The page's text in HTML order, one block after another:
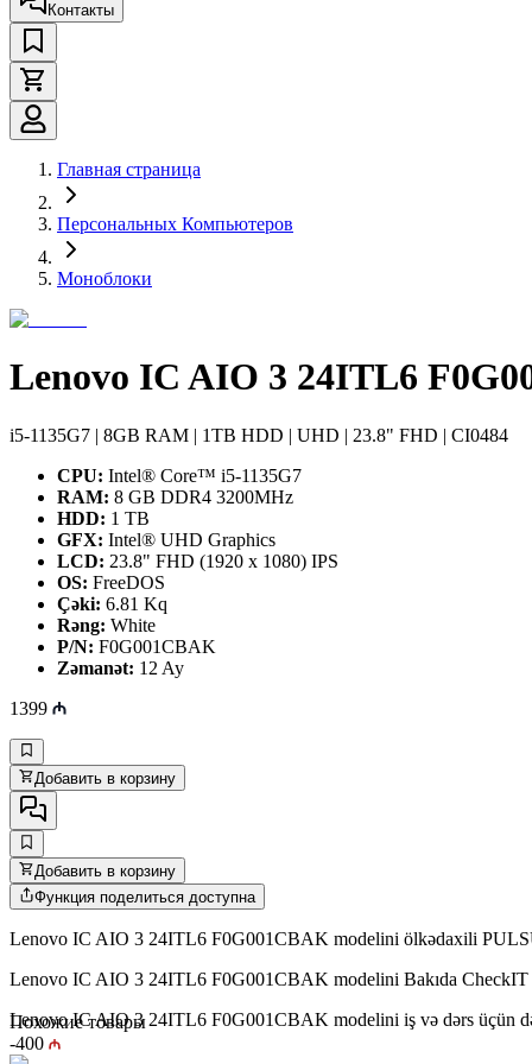
Контакты
Главная страница
Персональных Компьютеров
Моноблоки
Lenovo IC AIO 3 24ITL6
i5-1135G7 | 8GB RAM | 1TB HDD | UHD | 23.8" FHD | CI0484
CPU: Intel® Core™ i5-1135G7
RAM: 8 GB DDR4 3200MHz
HDD: 1 TB
GFX: Intel® UHD Graphics
LCD: 23.8" FHD (1920 x 1080) IPS
OS: FreeDOS
Çəki: 6.81 Kq
Rəng: White
P/N: F0G001CBAK
Zəmanət: 12 Ay
1399
Добавить в корзину
Добавить в корзину
Функция поделиться доступна
Lenovo IC AIO 3 24ITL6 F0G001CBAK modelini ölkədaxili
Lenovo IC AIO 3 24ITL6 F0G001CBAK modelini Bakıda CheckIT
Lenovo IC AIO 3 24ITL6 F0G001CBAK modelini iş və dərs üçün
Похожие товары
-400